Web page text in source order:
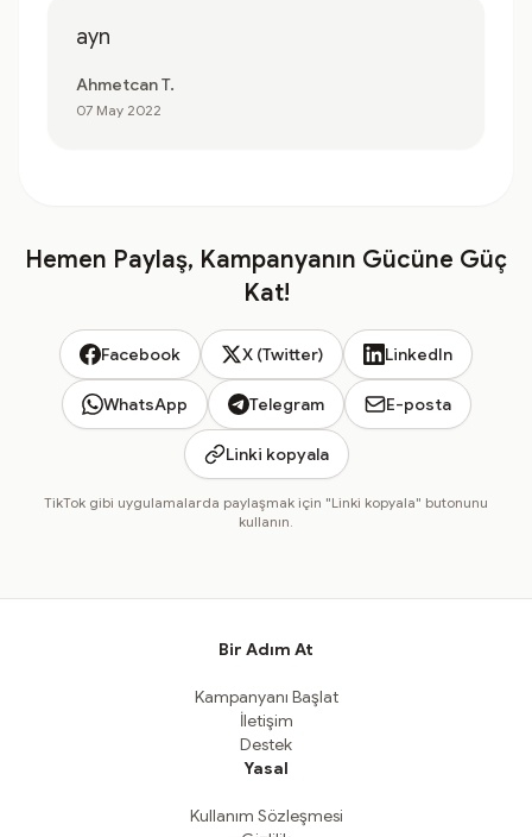
ayn
Ahmetcan T.
07 May 2022
Hemen Paylaş, Kampanyanın Gücüne Güç
Kat!
Facebook X (Twitter) LinkedIn
WhatsApp Telegram E-posta
Linki kopyala
TikTok gibi uygulamalarda paylaşmak için "Linki kopyala" butonunu
kullanın.
Bir Adım At
Kampanyanı Başlat
İletişim
Destek
Yasal
Kullanım Sözleşmesi